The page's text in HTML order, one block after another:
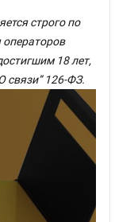
строго по
18 лет,
связи” 126-ФЗ.